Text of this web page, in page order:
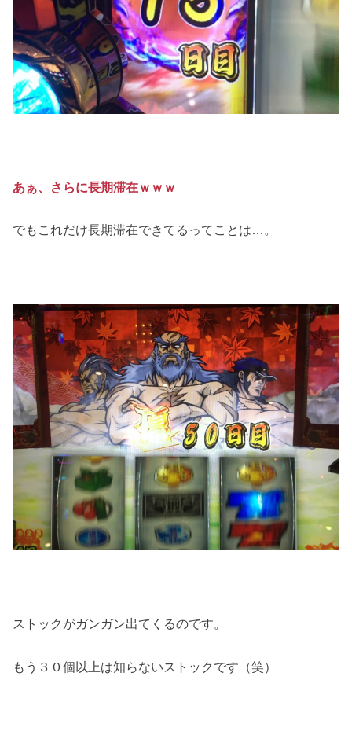
あぁ、さらに長期滞在ｗｗｗ
でもこれだけ長期滞在できてるってことは…。
ストックがガンガン出てくるのです。
もう３０個以上は知らないストックです（笑）